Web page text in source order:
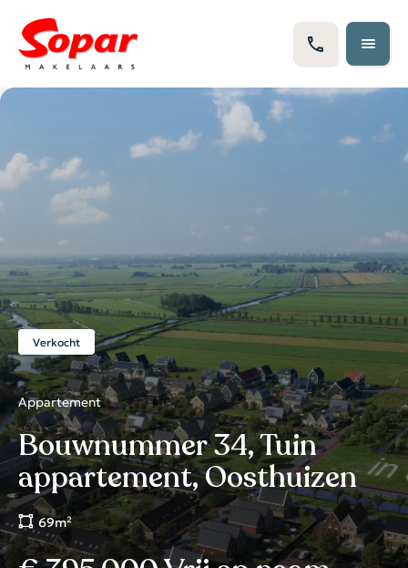
Verkocht
Appartement
Bouwnummer 34, Tuin
appartement, Oosthuizen
69m²